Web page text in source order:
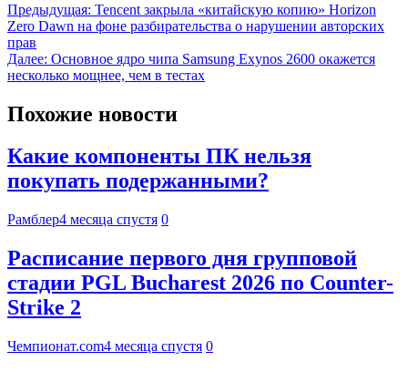
Предыдущая: Tencent закрыла «китайскую копию» Horizon
Zero Dawn на фоне разбирательства о нарушении авторских
прав
Далее: Основное ядро чипа Samsung Exynos 2600 окажется
несколько мощнее, чем в тестах
Похожие новости
Какие компоненты ПК нельзя
покупать подержанными?
Рамблер4 месяца спустя 0
Расписание первого дня групповой
стадии PGL Bucharest 2026 по Counter-
Strike 2
Чемпионат.com4 месяца спустя 0